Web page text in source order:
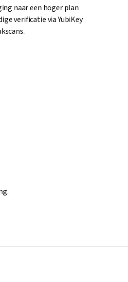
naar een hoger plan
verificatie via YubiKey